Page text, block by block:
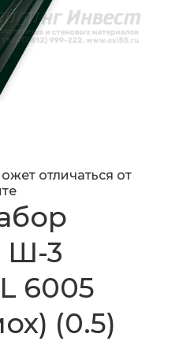
отличаться от
Ш-3
6005
(0.5)